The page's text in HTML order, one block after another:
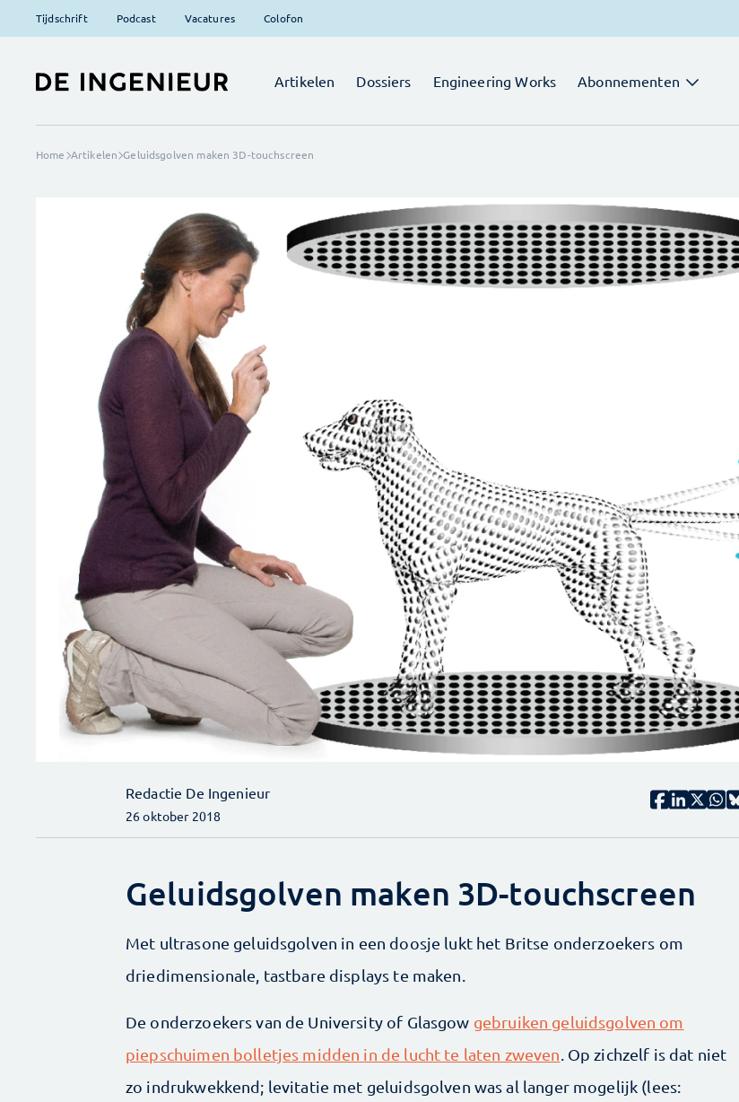
Tijdschrift Podcast Vacatures Colofon
Artikelen Dossiers Engineering Works Abonnementen
Home Artikelen Geluidsgolven maken 3D-touchscreen
Redactie De Ingenieur
26 oktober 2018
Geluidsgolven maken 3D-touchscreen
Met ultrasone geluidsgolven in een doosje lukt het Britse onderzoekers om
driedimensionale, tastbare displays te maken.
De onderzoekers van de University of Glasgow gebruiken geluidsgolven om
piepschuimen bolletjes midden in de lucht te laten zweven . Op zichzelf is dat niet
zo indrukwekkend; levitatie met geluidsgolven was al langer mogelijk (lees: